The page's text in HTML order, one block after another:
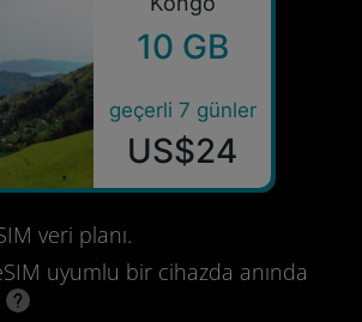
10 GB
geçerli 7 günler
US$24
veri planı.
uyumlu bir cihazda anında